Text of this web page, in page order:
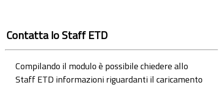
Contatta lo Staff ETD
Compilando il modulo è possibile chiedere allo
Staff ETD informazioni riguardanti il caricamento